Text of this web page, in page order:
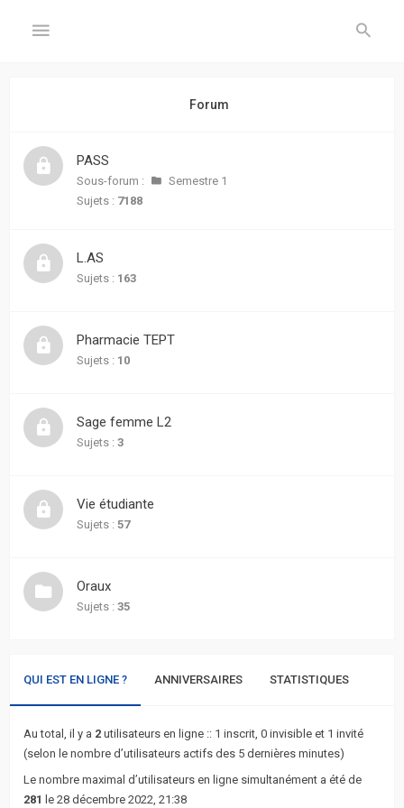
Inscription
FORUM
sans
réponse
actifs
Recherche
avancée
L’équipe
Forum
PASS
Sous-forum :
Semestre 1
Sujets : 7188
L.AS
Sujets : 163
Pharmacie TEPT
Sujets : 10
Sage femme L2
Sujets : 3
Vie étudiante
Sujets : 57
Oraux
Sujets : 35
QUI EST EN LIGNE ? ANNIVERSAIRES STATISTIQUES
Au total, il y a 2 utilisateurs en ligne :: 1 inscrit, 0 invisible et 1 invité
(selon le nombre d’utilisateurs actifs des 5 dernières minutes)
Le nombre maximal d’utilisateurs en ligne simultanément a été de
281 le 28 décembre 2022, 21:38